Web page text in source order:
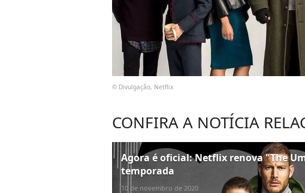
© Divulgação, Netflix
CONFIRA A NOTÍCIA
Agora é oficial: Netflix renova "The
temporada
10 de novembro de 2020